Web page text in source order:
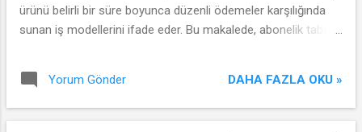
ürünü belirli bir süre boyunca düzenli ödemeler karşılığında
sunan iş modellerini ifade eder. Bu makalede, abonelik tabanlı
etkilediğini inceleyeceğiz.
Yorum Gönder DAHA FAZLA OKU »